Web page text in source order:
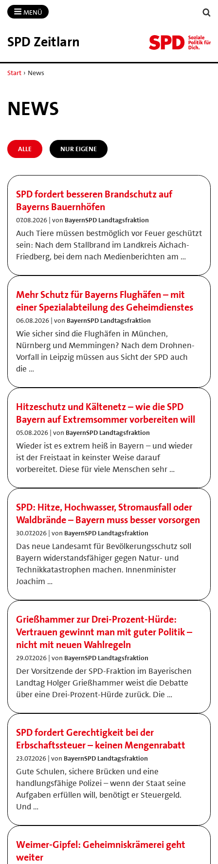
MENÜ
SPD Zeitlarn
Start › News
NEWS
ALLE NUR EIGENE
SPD fordert besseren Brandschutz auf
Bayerns Bauernhöfen
07.08.2026 | von BayernSPD Landtagsfraktion
Auch Tiere müssen bestmöglich vor Feuer geschützt
sein: Nach dem Stallbrand im Landkreis Aichach-
Friedberg, bei dem nach Medienberichten am …
Mehr Schutz für Bayerns Flughäfen – mit
einer Spezialabteilung des Geheimdienstes
06.08.2026 | von BayernSPD Landtagsfraktion
Wie sicher sind die Flughäfen in München,
Nürnberg und Memmingen? Nach dem Drohnen-
Vorfall in Leipzig müssen aus Sicht der SPD auch
die …
Hitzeschutz und Kältenetz – wie die SPD
Bayern auf Extremsommer vorbereiten will
05.08.2026 | von BayernSPD Landtagsfraktion
Wieder ist es extrem heiß in Bayern – und wieder
ist der Freistaat in keinster Weise darauf
vorbereitet. Diese für viele Menschen sehr …
SPD: Hitze, Hochwasser, Stromausfall oder
Waldbrände – Bayern muss besser vorsorgen
30.07.2026 | von BayernSPD Landtagsfraktion
Das neue Landesamt für Bevölkerungsschutz soll
Bayern widerstandsfähiger gegen Natur- und
Technikkatastrophen machen. Innenminister
Joachim …
Grießhammer zur Drei-Prozent-Hürde:
Vertrauen gewinnt man mit guter Politik –
nicht mit neuen Wahlregeln
29.07.2026 | von BayernSPD Landtagsfraktion
Der Vorsitzende der SPD-Fraktion im Bayerischen
Landtag Holger Grießhammer weist die Debatte
über eine Drei-Prozent-Hürde zurück. Die …
SPD fordert Gerechtigkeit bei der
Erbschaftssteuer – keinen Mengenrabatt
23.07.2026 | von BayernSPD Landtagsfraktion
Gute Schulen, sichere Brücken und eine
handlungsfähige Polizei – wenn der Staat seine
Aufgaben erfüllen will, benötigt er Steuergeld.
Und …
Weimer-Gipfel: Geheimniskrämerei geht
weiter